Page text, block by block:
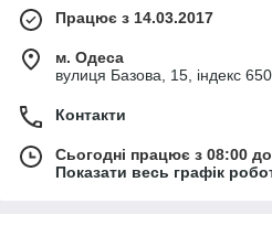
Працює з 14.03.2017
м. Одеса
вулиця Базова, 15, індекс
Контакти
Сьогодні працює з 08:00
Показати весь графік